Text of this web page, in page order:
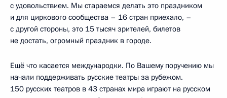
с удовольствием. Мы стараемся делать это праздником
и для циркового сообщества – 16 стран приехало, –
с другой стороны, это 15 тысяч зрителей, билетов
не достать, огромный праздник в городе.
Ещё что касается международки. По Вашему поручению мы
начали поддерживать русские театры за рубежом.
150 русских театров в 43 странах мира играют на русском